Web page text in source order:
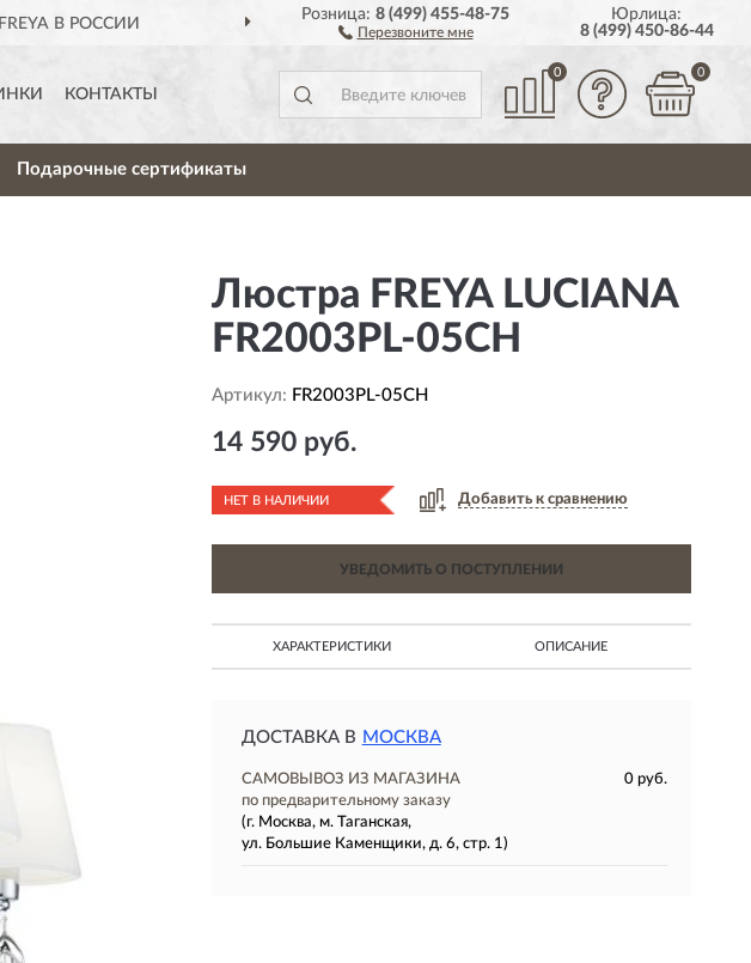
В РОССИИ ДОСТАВИМ ПО ВСЕЙ РОССИИ
Розница:8 (499) 455-48-75
Перезвоните мне
Юрлица:
8 (499) 450-86-44
КОНТАКТЫ
0 0
Подарочные сертификаты
Люстра FREYA LUCIANA
FR2003PL-05CH
Артикул: FR2003PL-05CH
14 590 руб.
НЕТ В НАЛИЧИИ Добавить к сравнению
УВЕДОМИТЬ О ПОСТУПЛЕНИИ
ХАРАКТЕРИСТИКИ ОПИСАНИЕ
ДОСТАВКА В МОСКВА
САМОВЫВОЗ ИЗ МАГАЗИНА
0 руб.
по предварительному заказу
(г. Москва, м. Таганская,
ул. Большие Каменщики, д. 6, стр. 1)